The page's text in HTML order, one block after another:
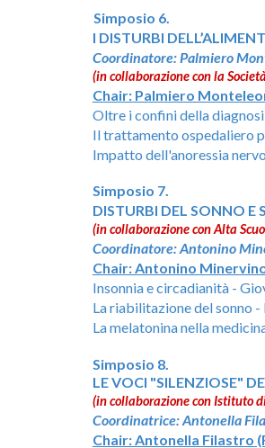
Simposio 6.
I DISTURBI
Coordinatore: Palmiero
(in collaborazione con la
Chair: Palmiero
Oltre i confini della
Il trattamento ospedaliero
Impatto dell'anoressia
Simposio 7.
DISTURBI DEL SONNO E
(in collaborazione conAlta
Coordinatore: Antonino
Chair: Antonino
Insonnia e circadianità -
La riabilitazione del sonno
La melatonina nella
Simposio 8.
LE VOCI "SILENZIOSE"
(in collaborazione con Istituto
Coordinatrice: Antonella
Chair: Antonella Filastro